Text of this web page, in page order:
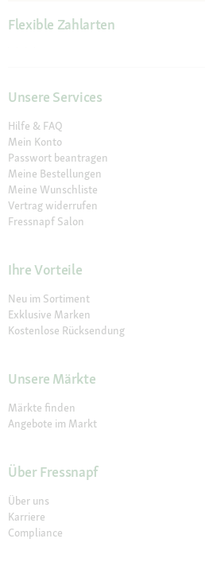
Flexible Zahlarten
Unsere Services
Hilfe & FAQ
Mein Konto
Passwort beantragen
Meine Bestellungen
Meine Wunschliste
Vertrag widerrufen
Fressnapf Salon
Ihre Vorteile
Neu im Sortiment
Exklusive Marken
Kostenlose Rücksendung
Unsere Märkte
Märkte finden
Angebote im Markt
Über Fressnapf
Über uns
Karriere
Compliance